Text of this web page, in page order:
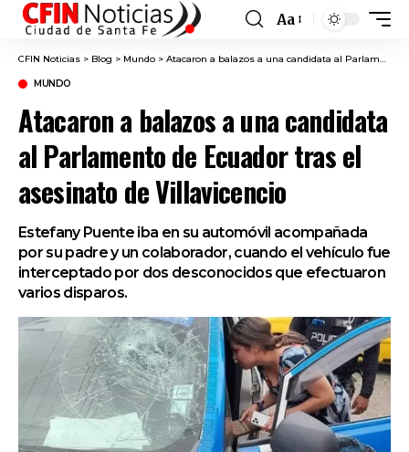
Font
Resizer
Aa
CFIN Noticias > Blog > Mundo > Atacaron a balazos a una candidata al Parlamento de Ecuador tras el asesinato de Villavicencio
MUNDO
Atacaron a balazos a una candidata
al Parlamento de Ecuador tras el
asesinato de Villavicencio
Estefany Puente iba en su automóvil acompañada
por su padre y un colaborador, cuando el vehículo fue
interceptado por dos desconocidos que efectuaron
varios disparos.